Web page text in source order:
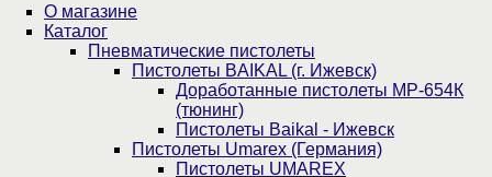
О магазине
Каталог
Пнев­ма­ти­чес­кие пистолеты
Пистолеты BAIKAL (г. Ижевск)
Доработанные пистолеты МР-654К
(тюнинг)
Пистолеты Baikal - Ижевск
Пистолеты Umarex (Германия)
Пистолеты UMAREX